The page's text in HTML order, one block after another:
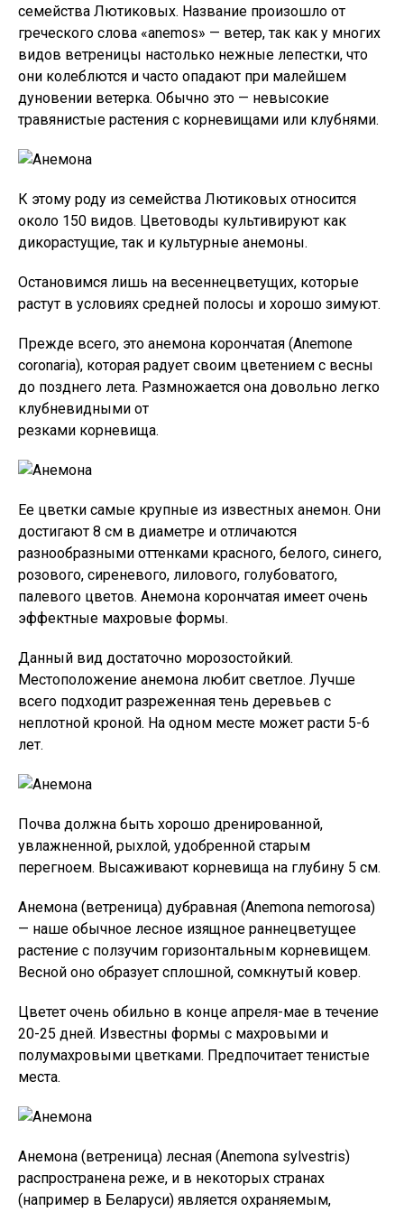
семейства Лютиковых. Название произошло от
греческого слова «anemos» — ветер, так как у многих
видов ветреницы настолько нежные лепестки, что
они колеблются и часто опадают при малейшем
дуновении ветерка. Обычно это — невысокие
травянистые растения с корневищами или клубнями.
К этому роду из семейства Лютиковых относится
около 150 видов. Цветоводы культивируют как
дикорастущие, так и культурные анемоны.
Остановимся лишь на весеннецветущих, которые
растут в условиях средней полосы и хорошо зимуют.
Прежде всего, это анемона корончатая (Anemone
coronaria), которая радует своим цветением с весны
до позднего лета. Размножается она довольно легко
клубневидными от
резками корневища.
Ее цветки самые крупные из известных анемон. Они
достигают 8 см в диаметре и отличаются
разнообразными оттенками красного, белого, синего,
розового, сиреневого, лилового, голубоватого,
палевого цветов. Анемона корончатая имеет очень
эффектные махровые формы.
Данный вид достаточно морозостойкий.
Местоположение анемона любит светлое. Лучше
всего подходит разреженная тень деревьев с
неплотной кроной. На одном месте может расти 5-6
лет.
Почва должна быть хорошо дренированной,
увлажненной, рыхлой, удобренной старым
перегноем. Высаживают корневища на глубину 5 см.
Анемона (ветреница) дубравная (Anemona nemorosa)
— наше обычное лесное изящное раннецветущее
растение с ползучим горизонтальным корневищем.
Весной оно образует сплошной, сомкнутый ковер.
Цветет очень обильно в конце апреля-мае в течение
20-25 дней. Известны формы с махровыми и
полумахровыми цветками. Предпочитает тенистые
места.
Анемона (ветреница) лесная (Anemona sylvestris)
распространена реже, и в некоторых странах
(например в Беларуси) является охраняемым,